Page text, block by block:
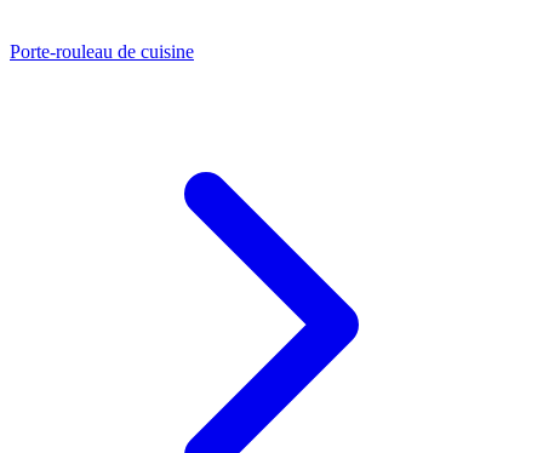
Porte-rouleau de cuisine